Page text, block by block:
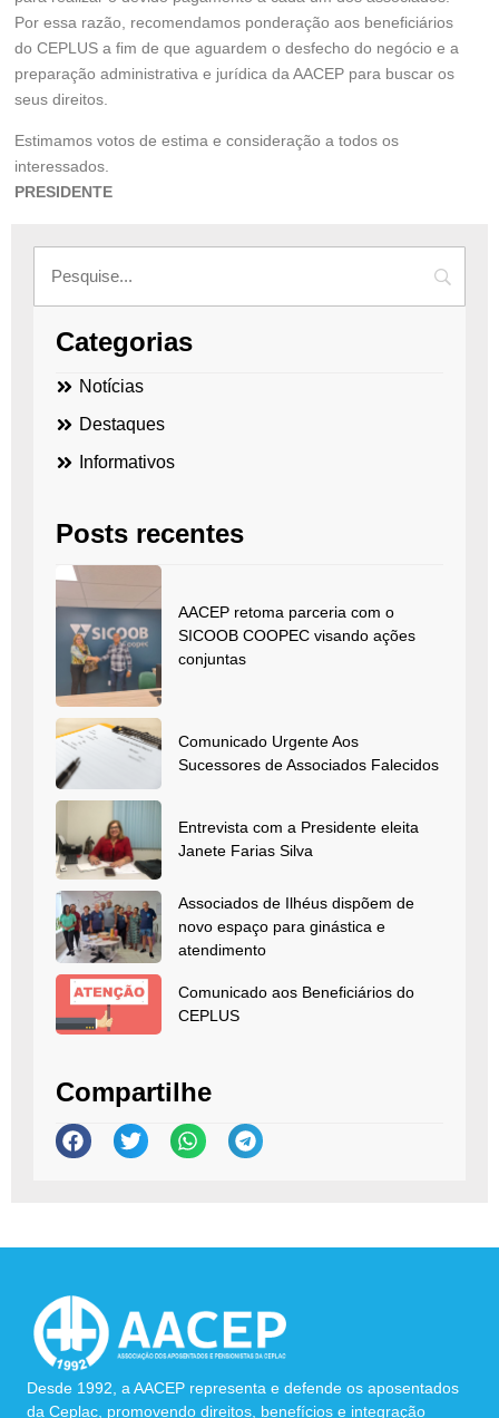
Por essa razão, recomendamos ponderação aos beneficiários
do CEPLUS a fim de que aguardem o desfecho do negócio e a
preparação administrativa e jurídica da AACEP para buscar os
seus direitos.
Estimamos votos de estima e consideração a todos os
interessados.
PRESIDENTE
Categorias
Notícias
Destaques
Informativos
Posts recentes
AACEP retoma parceria com o
SICOOB COOPEC visando ações
conjuntas
Comunicado Urgente Aos
Sucessores de Associados Falecidos
Entrevista com a Presidente eleita
Janete Farias Silva
Associados de Ilhéus dispõem de
novo espaço para ginástica e
atendimento
Comunicado aos Beneficiários do
CEPLUS
Compartilhe
Desde 1992, a AACEP representa e defende os aposentados
da Ceplac, promovendo direitos, benefícios e integração